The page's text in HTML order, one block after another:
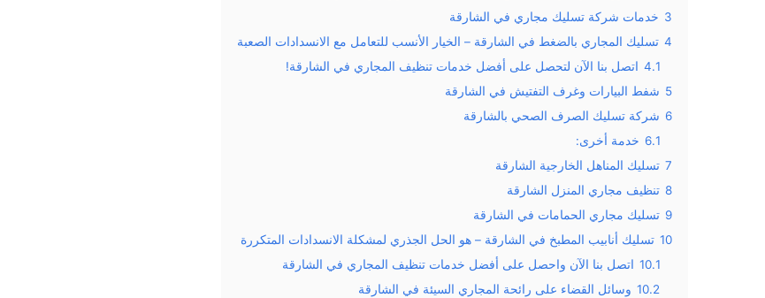
3 خدمات شركة تسليك مجاري في الشارقة
4 تسليك المجاري بالضغط في الشارقة – الخيار الأنسب للتعامل مع الانسدادات الصعبة
4.1 اتصل بنا الآن لتحصل على أفضل خدمات تنظيف المجاري في الشارقة!
5 شفط البيارات وغرف التفتيش في الشارقة
6 شركة تسليك الصرف الصحي بالشارقة
6.1 خدمة أخرى:
7 تسليك المناهل الخارجية الشارقة
8 تنظيف مجاري المنزل الشارقة
9 تسليك مجاري الحمامات في الشارقة
10 تسليك أنابيب المطبخ في الشارقة – هو الحل الجذري لمشكلة الانسدادات المتكررة
10.1 اتصل بنا الآن واحصل على أفضل خدمات تنظيف المجاري في الشارقة
10.2 وسائل القضاء على رائحة المجاري السيئة في الشارقة